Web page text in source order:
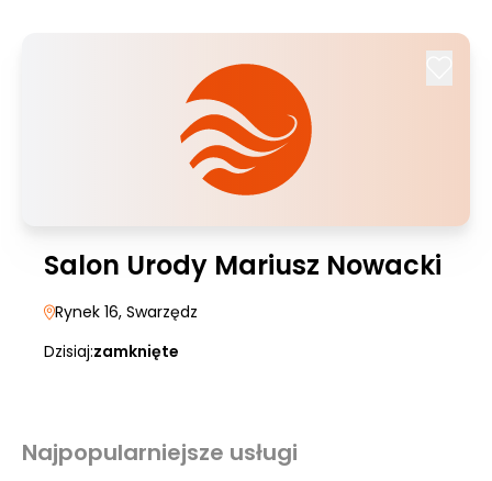
Salon Urody Mariusz Nowacki
Rynek 16, Swarzędz
Dzisiaj:zamknięte
Najpopularniejsze usługi